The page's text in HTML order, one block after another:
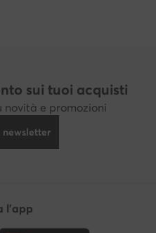
sui tuoi acquisti
novità e promozioni
l'app